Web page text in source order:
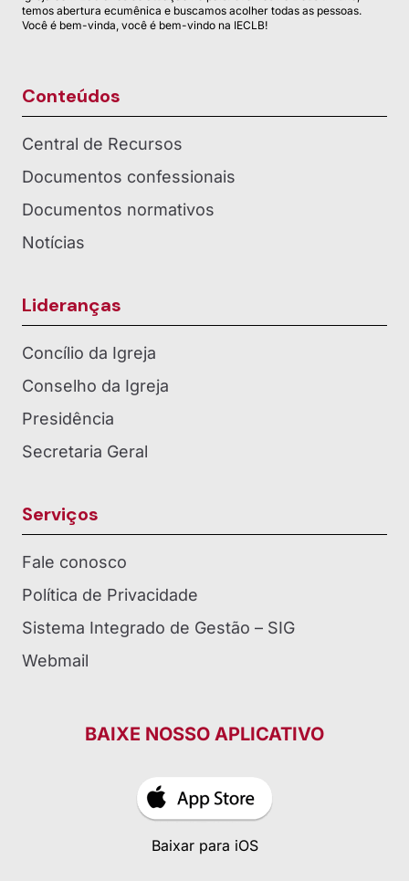
temos abertura ecumênica e buscamos acolher todas as pessoas.
Você é bem-vinda, você é bem-vindo na IECLB!
Conteúdos
Central de Recursos
Documentos confessionais
Documentos normativos
Notícias
Lideranças
Concílio da Igreja
Conselho da Igreja
Presidência
Secretaria Geral
Serviços
Fale conosco
Política de Privacidade
Sistema Integrado de Gestão – SIG
Webmail
BAIXE NOSSO APLICATIVO
Baixar para iOS